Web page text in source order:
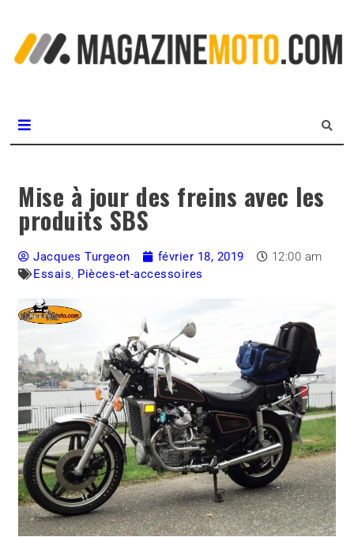
Mise à jour des freins avec les
produits SBS
Jacques Turgeon février 18, 2019
12:00 am
Essais, Pièces-et-accessoires